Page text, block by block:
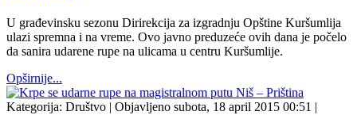
U građevinsku sezonu Dirirekcija za izgradnju Opštine Kuršumlija
ulazi spremna i na vreme. Ovo javno preduzeće ovih dana je počelo
da sanira udarene rupe na ulicama u centru Kuršumlije.
Opširnije...
Kategorija: Društvo | Objavljeno subota, 18 april 2015 00:51 |